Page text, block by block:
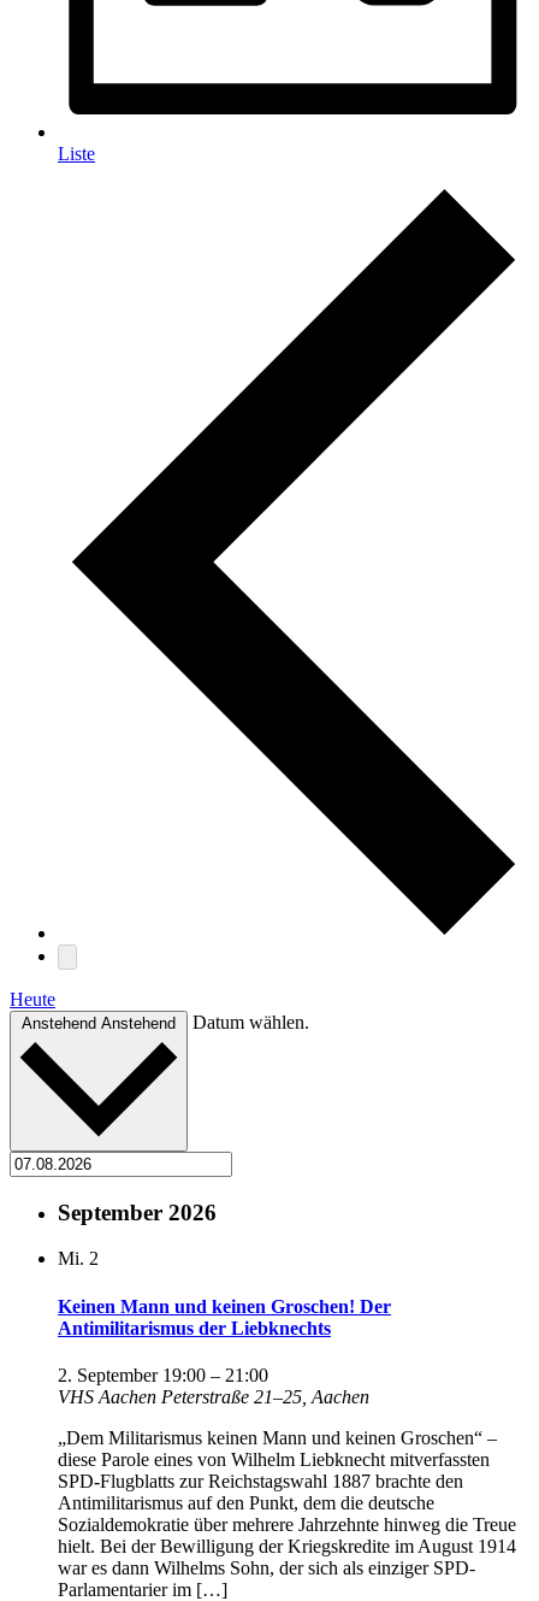
Liste
Heute
Anstehend Anstehend Datum wählen.
September 2026
Mi. 2
Keinen Mann und keinen Groschen! Der
Antimilitarismus der Liebknechts
2. September 19:00 – 21:00
VHS Aachen Peterstraße 21–25, Aachen
„Dem Militarismus keinen Mann und keinen Groschen“ –
diese Parole eines von Wilhelm Liebknecht mitverfassten
SPD-Flugblatts zur Reichstagswahl 1887 brachte den
Antimilitarismus auf den Punkt, dem die deutsche
Sozialdemokratie über mehrere Jahrzehnte hinweg die Treue
hielt. Bei der Bewilligung der Kriegskredite im August 1914
war es dann Wilhelms Sohn, der sich als einziger SPD-
Parlamentarier im […]